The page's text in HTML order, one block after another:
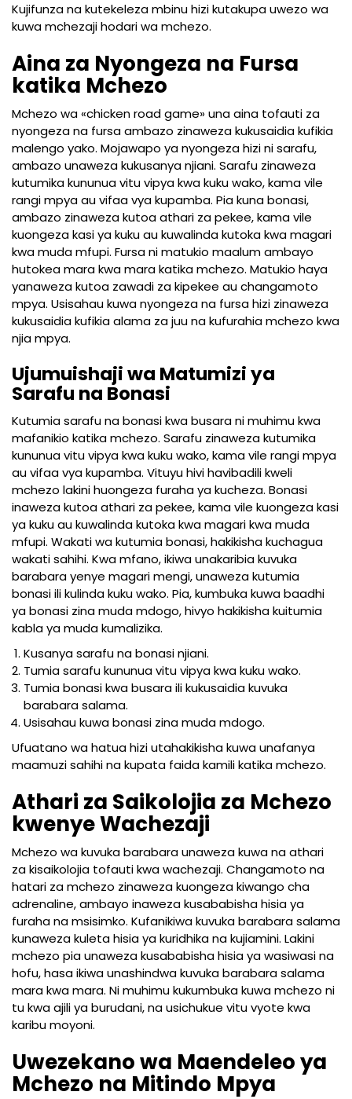
Kujifunza na kutekeleza mbinu hizi kutakupa uwezo wa
kuwa mchezaji hodari wa mchezo.
Aina za Nyongeza na Fursa
katika Mchezo
Mchezo wa «chicken road game» una aina tofauti za
nyongeza na fursa ambazo zinaweza kukusaidia kufikia
malengo yako. Mojawapo ya nyongeza hizi ni sarafu,
ambazo unaweza kukusanya njiani. Sarafu zinaweza
kutumika kununua vitu vipya kwa kuku wako, kama vile
rangi mpya au vifaa vya kupamba. Pia kuna bonasi,
ambazo zinaweza kutoa athari za pekee, kama vile
kuongeza kasi ya kuku au kuwalinda kutoka kwa magari
kwa muda mfupi. Fursa ni matukio maalum ambayo
hutokea mara kwa mara katika mchezo. Matukio haya
yanaweza kutoa zawadi za kipekee au changamoto
mpya. Usisahau kuwa nyongeza na fursa hizi zinaweza
kukusaidia kufikia alama za juu na kufurahia mchezo kwa
njia mpya.
Ujumuishaji wa Matumizi ya
Sarafu na Bonasi
Kutumia sarafu na bonasi kwa busara ni muhimu kwa
mafanikio katika mchezo. Sarafu zinaweza kutumika
kununua vitu vipya kwa kuku wako, kama vile rangi mpya
au vifaa vya kupamba. Vituyu hivi havibadili kweli
mchezo lakini huongeza furaha ya kucheza. Bonasi
inaweza kutoa athari za pekee, kama vile kuongeza kasi
ya kuku au kuwalinda kutoka kwa magari kwa muda
mfupi. Wakati wa kutumia bonasi, hakikisha kuchagua
wakati sahihi. Kwa mfano, ikiwa unakaribia kuvuka
barabara yenye magari mengi, unaweza kutumia
bonasi ili kulinda kuku wako. Pia, kumbuka kuwa baadhi
ya bonasi zina muda mdogo, hivyo hakikisha kuitumia
kabla ya muda kumalizika.
Kusanya sarafu na bonasi njiani.
Tumia sarafu kununua vitu vipya kwa kuku wako.
Tumia bonasi kwa busara ili kukusaidia kuvuka
barabara salama.
Usisahau kuwa bonasi zina muda mdogo.
Ufuatano wa hatua hizi utahakikisha kuwa unafanya
maamuzi sahihi na kupata faida kamili katika mchezo.
Athari za Saikolojia za Mchezo
kwenye Wachezaji
Mchezo wa kuvuka barabara unaweza kuwa na athari
za kisaikolojia tofauti kwa wachezaji. Changamoto na
hatari za mchezo zinaweza kuongeza kiwango cha
adrenaline, ambayo inaweza kusababisha hisia ya
furaha na msisimko. Kufanikiwa kuvuka barabara salama
kunaweza kuleta hisia ya kuridhika na kujiamini. Lakini
mchezo pia unaweza kusababisha hisia ya wasiwasi na
hofu, hasa ikiwa unashindwa kuvuka barabara salama
mara kwa mara. Ni muhimu kukumbuka kuwa mchezo ni
tu kwa ajili ya burudani, na usichukue vitu vyote kwa
karibu moyoni.
Uwezekano wa Maendeleo ya
Mchezo na Mitindo Mpya